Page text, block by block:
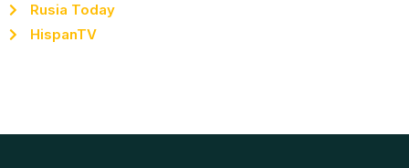
Rusia Today
HispanTV